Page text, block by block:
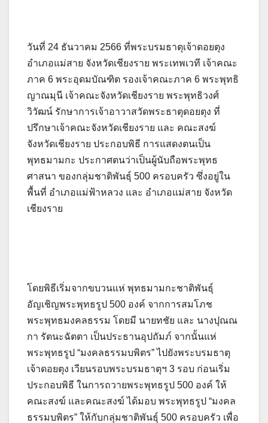
วันที่ 24 ธันวาคม 2566 ที่พระบรมธาตุเจ้าดอยตุง
อำเภอแม่สาย จังหวัดเชียงราย พระเทพเวที เจ้าคณะ
ภาค 6 พระอุดมบัณฑิต รองเจ้าคณะภาค 6 พระพุทธิ
ญาณมุนี เจ้าคณะจังหวัดเชียงราย พระพุทธิวงศ์
วิวัฒน์ รักษาการเจ้าอาวาสวัดพระธาตุดอยตุง ที่
ปรึกษาเจ้าคณะจังหวัดเชียงราย และ คณะสงฆ์
จังหวัดเชียงราย ประกอบพิธี การแสดงตนเป็น
พุทธมามกะ ประกาศตนว่าเป็นผู้นับถือพระพุทธ
ศาสนา ของกลุ่มชาติพันธุ์ 500 ครอบครัว ซึ่งอยู่ใน
พื้นที่ อำเภอแม่ฟ้าหลวง และ อำเภอแม่สาย จังหวัด
เชียงราย
โดยพิธีเริ่มจากขบวนแห่ พุทธมามกะชาติพันธุ์
อัญเชิญพระพุทธรูป 500 องค์ จากการสมโภช
พระพุทธมงคลธรรม โดยมี นายทชัย และ นางปุณณ
กา รัตนะฉัตตา เป็นประธานอุปถัมภ์ จากนั้นแห่
พระพุทธรูป “มงคลธรรมบพิตร” ไปยังพระบรมธาตุ
เจ้าดอยตุง เวียนรอบพระบรมธาตุฯ 3 รอบ ก่อนเริ่ม
ประกอบพิธี ในการถวายพระพุทธรูป 500 องค์ ให้
คณะสงฆ์ และคณะสงฆ์ ได้มอบ พระพุทธรูป “มงคล
ธรรมบพิตร” ให้กับกลุ่มชาติพันธุ์ 500 ครอบครัว เพื่อ